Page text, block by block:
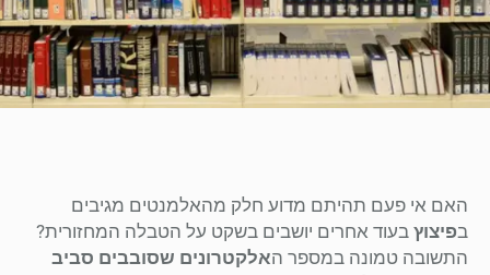
האם אי פעם תהיתם מדוע חלק מהאלמנטים מגיבים
בפיצוץ בעוד אחרים יושבים בשקט על הטבלה המחזורית?
התשובה טמונה במספר האלקטרונים שסובבים סביב